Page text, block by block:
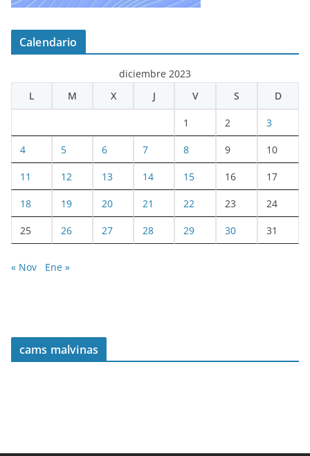
Calendario
diciembre 2023
L
M X J V S D
1 2 3
4 5 6 7 8 9 10
11 12 13 14 15 16 17
18 19 20 21 22 23 24
25 26 27 28 29 30 31
« Nov Ene »
cams malvinas